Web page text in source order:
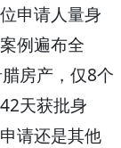
申请人量身
例遍布全
房产，仅8个
天获批身
请还是其他